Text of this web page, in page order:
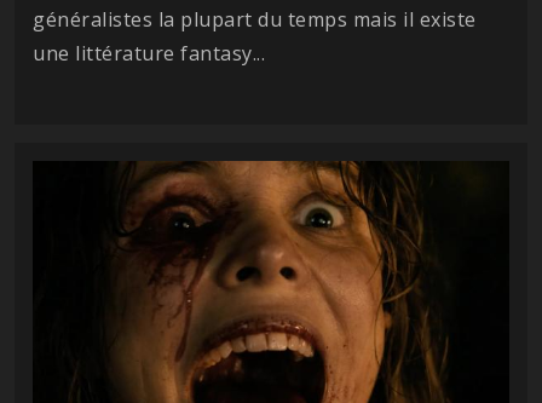
généralistes la plupart du temps mais il existe
une littérature fantasy...